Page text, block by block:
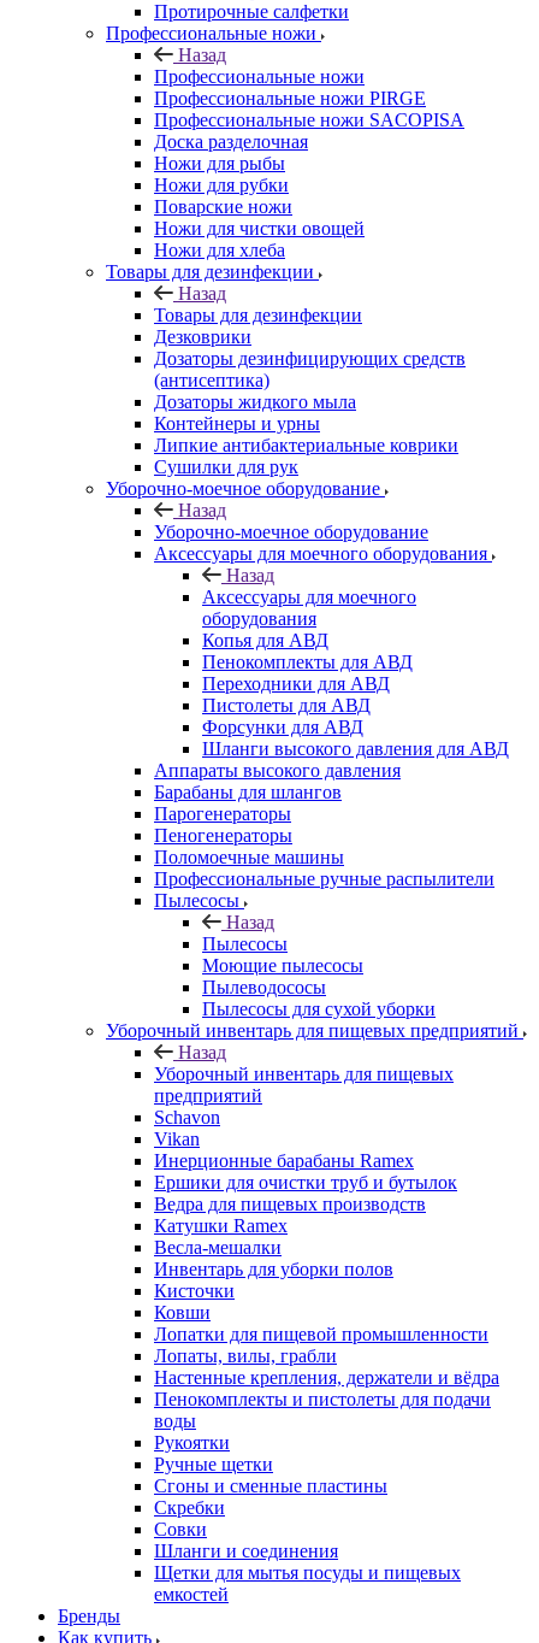
Протирочные салфетки
Профессиональные ножи
Назад
Профессиональные ножи
Профессиональные ножи PIRGE
Профессиональные ножи SACOPISA
Доска разделочная
Ножи для рыбы
Ножи для рубки
Поварские ножи
Ножи для чистки овощей
Ножи для хлеба
Товары для дезинфекции
Назад
Товары для дезинфекции
Дезковрики
Дозаторы дезинфицирующих средств
(антисептика)
Дозаторы жидкого мыла
Контейнеры и урны
Липкие антибактериальные коврики
Сушилки для рук
Уборочно-моечное оборудование
Назад
Уборочно-моечное оборудование
Аксессуары для моечного оборудования
Назад
Аксессуары для моечного
оборудования
Копья для АВД
Пенокомплекты для АВД
Переходники для АВД
Пистолеты для АВД
Форсунки для АВД
Шланги высокого давления для АВД
Аппараты высокого давления
Барабаны для шлангов
Парогенераторы
Пеногенераторы
Поломоечные машины
Профессиональные ручные распылители
Пылесосы
Назад
Пылесосы
Моющие пылесосы
Пылеводососы
Пылесосы для сухой уборки
Уборочный инвентарь для пищевых предприятий
Назад
Уборочный инвентарь для пищевых
предприятий
Schavon
Vikan
Инерционные барабаны Ramex
Ершики для очистки труб и бутылок
Ведра для пищевых производств
Катушки Ramex
Весла-мешалки
Инвентарь для уборки полов
Кисточки
Ковши
Лопатки для пищевой промышленности
Лопаты, вилы, грабли
Настенные крепления, держатели и вёдра
Пенокомплекты и пистолеты для подачи
воды
Рукоятки
Ручные щетки
Сгоны и сменные пластины
Скребки
Совки
Шланги и соединения
Щетки для мытья посуды и пищевых
емкостей
Бренды
Как купить